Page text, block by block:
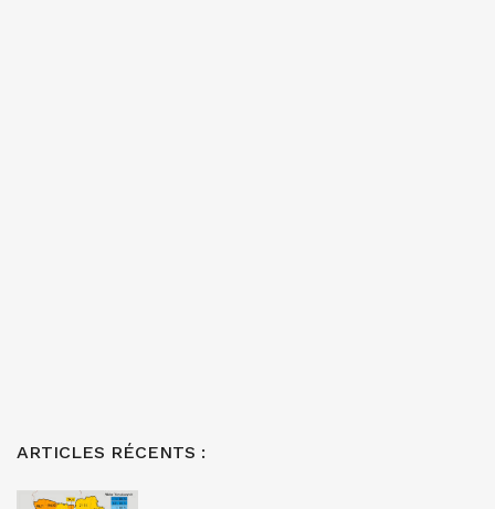
ARTICLES RÉCENTS :